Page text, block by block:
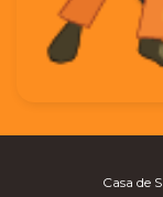
Casa de